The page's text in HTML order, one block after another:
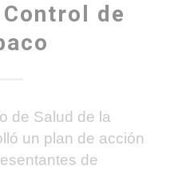
de
de Salud de la
un plan de acción
de